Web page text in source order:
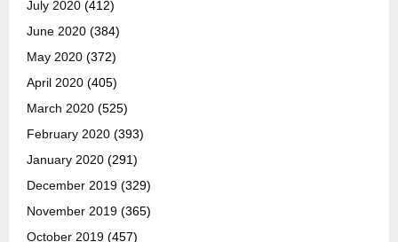
July 2020 (412)
June 2020 (384)
May 2020 (372)
April 2020 (405)
March 2020 (525)
February 2020 (393)
January 2020 (291)
December 2019 (329)
November 2019 (365)
October 2019 (457)